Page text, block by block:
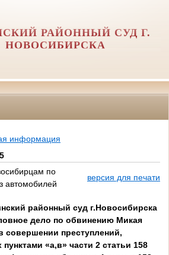
РАЙОННЫЙ СУД Г.
НОВОСИБИРСКА
информация
по
автомобилей
версия для печати
районный суд г.Новосибирска
дело по обвинению Микая
преступлений,
«а,в» части 2 статьи 158